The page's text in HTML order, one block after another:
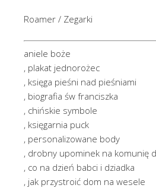
Roamer / Zegarki
aniele boże
, plakat jednorożec
, księga pieśni nad pieśniami
, biografia św franciszka
, chińskie symbole
, księgarnia puck
, personalizowane body
, drobny upominek na komunię
, co na dzień babci i dziadka
, jak przystroić dom na wesele